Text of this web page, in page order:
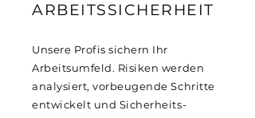
ARBEITSSICHERHEIT
Unsere Profis sichern Ihr
Arbeitsumfeld. Risiken werden
analysiert, vorbeugende Schritte
entwickelt und Sicherheits-